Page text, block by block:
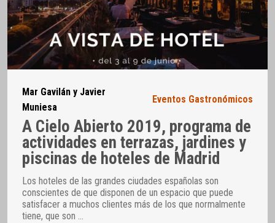
Mar Gavilán y Javier
Muniesa
Eventos Gastronómicos
A Cielo Abierto 2019, programa de
actividades en terrazas, jardines y
piscinas de hoteles de Madrid
Los hoteles de las grandes ciudades españolas son
conscientes de que disponen de un espacio que puede
satisfacer a muchos clientes más de los que normalmente
tiene, que son …